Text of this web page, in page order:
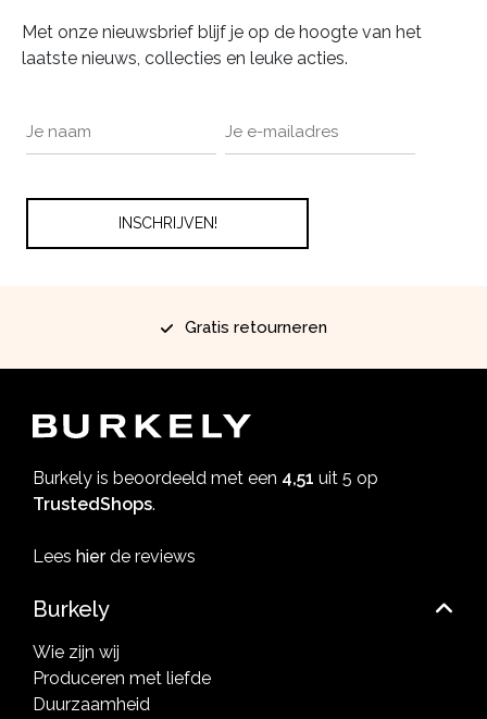
Met onze nieuwsbrief blijf je op de hoogte van het
laatste nieuws, collecties en leuke acties.
Gratis retourneren
Burkely is beoordeeld met een 4,51 uit 5 op
TrustedShops.
Lees hierde reviews
Burkely
Wie zijn wij
Produceren met liefde
Duurzaamheid